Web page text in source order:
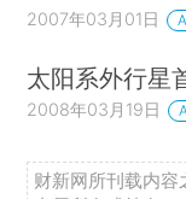
2007年03月01日
太阳系外行星
2008年03月19日
财新网所刊载内容